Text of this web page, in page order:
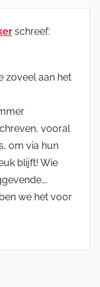
schreef:
zoveel aan het
vooral
om via hun
blijft! Wie
we het voor